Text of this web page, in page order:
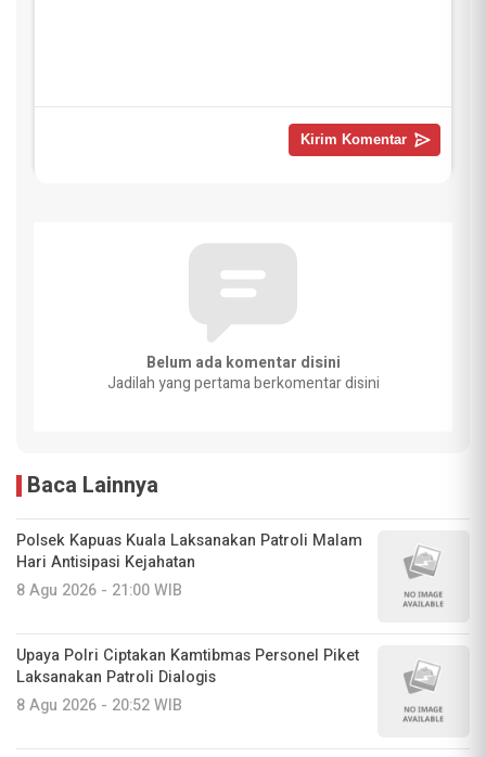
Belum ada komentar disini
Jadilah yang pertama berkomentar disini
Baca Lainnya
Polsek Kapuas Kuala Laksanakan Patroli Malam
Hari Antisipasi Kejahatan
8 Agu 2026 - 21:00 WIB
Upaya Polri Ciptakan Kamtibmas Personel Piket
Laksanakan Patroli Dialogis
8 Agu 2026 - 20:52 WIB